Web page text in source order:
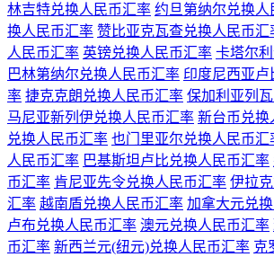
林吉特兑换人民币汇率 约旦第纳尔兑换人
换人民币汇率 赞比亚克瓦查兑换人民币汇
人民币汇率 英镑兑换人民币汇率 卡塔尔
巴林第纳尔兑换人民币汇率 印度尼西亚卢
率 捷克克朗兑换人民币汇率 保加利亚列
马尼亚新列伊兑换人民币汇率 新台币兑换
兑换人民币汇率 也门里亚尔兑换人民币汇
人民币汇率 巴基斯坦卢比兑换人民币汇率
币汇率 肯尼亚先令兑换人民币汇率 伊拉
汇率 越南盾兑换人民币汇率 加拿大元兑
卢布兑换人民币汇率 澳元兑换人民币汇率
币汇率 新西兰元(纽元)兑换人民币汇率 克